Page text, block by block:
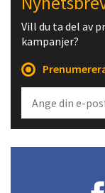
Vill du ta del av
kampanjer?